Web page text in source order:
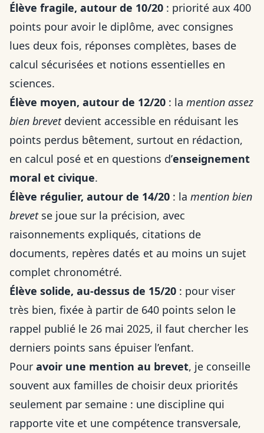
Élève fragile, autour de 10/20 : priorité aux 400
points pour avoir le diplôme, avec consignes
lues deux fois, réponses complètes, bases de
calcul sécurisées et notions essentielles en
sciences.
Élève moyen, autour de 12/20 : la mention assez
bien brevetdevient accessible en réduisant les
points perdus bêtement, surtout en rédaction,
en calcul posé et en questions d’enseignement
moral et civique.
Élève régulier, autour de 14/20 : la mention bien
brevetse joue sur la précision, avec
raisonnements expliqués, citations de
documents, repères datés et au moins un sujet
complet chronométré.
Élève solide, au-dessus de 15/20 : pour viser
très bien, fixée à partir de 640 points selon le
rappel publié le 26 mai 2025, il faut chercher les
derniers points sans épuiser l’enfant.
Pour avoir une mention au brevet, je conseille
souvent aux familles de choisir deux priorités
seulement par semaine : une discipline qui
rapporte vite et une compétence transversale,